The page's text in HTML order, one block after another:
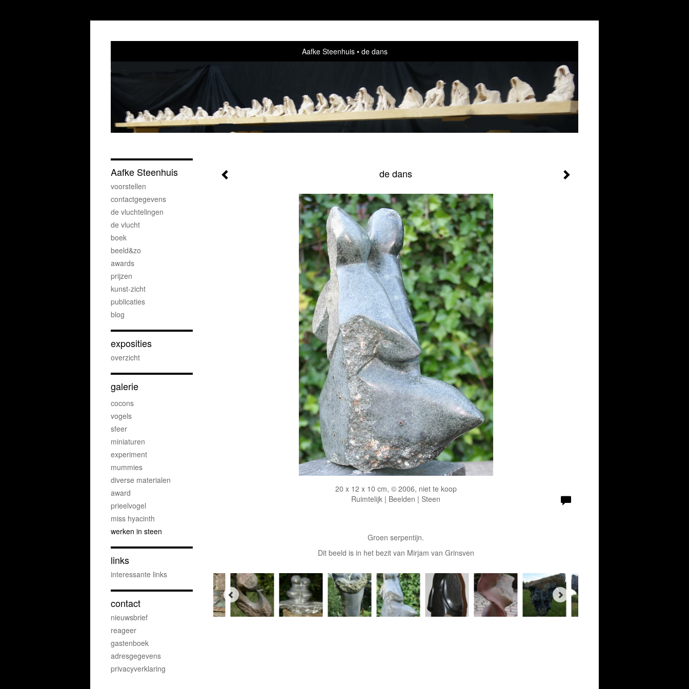
Aafke Steenhuis de dans
de dans
20 x 12 x 10 cm, © 2006, niet te koop
Ruimtelijk | Beelden | Steen
Groen serpentijn.
Dit beeld is in het bezit van Mirjam van Grinsven
Aafke Steenhuis
voorstellen
contactgegevens
de vluchtelingen
de vlucht
boek
beeld&zo
awards
prijzen
kunst-zicht
publicaties
blog
exposities
overzicht
galerie
cocons
vogels
sfeer
miniaturen
experiment
mummies
diverse materialen
award
prieelvogel
miss hyacinth
werken in steen
links
interessante links
contact
nieuwsbrief
reageer
gastenboek
adresgegevens
privacyverklaring